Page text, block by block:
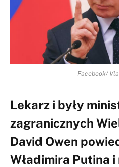
Facebook/
Lekarz i były
zagranicznych
David Owen
Władimira Putina